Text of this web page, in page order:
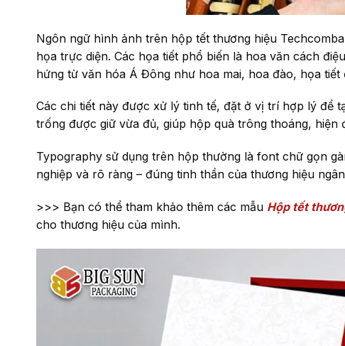
Ngôn ngữ hình ảnh trên hộp tết thương hiệu
họa trực diện. Các họa tiết phổ biến là hoa văn cách
hứng từ văn hóa Á Đông như hoa mai, hoa đào, họa
Các chi tiết này được xử lý tinh tế, đặt ở vị trí hợp lý để
trống được giữ vừa đủ, giúp hộp quà trông thoáng, hiện
Typography sử dụng trên hộp thường là font chữ gọn
nghiệp và rõ ràng – đúng tinh thần của thương hiệu
>>> Bạn có thể tham khảo thêm các mẫu Hộp tết
cho thương hiệu của mình.